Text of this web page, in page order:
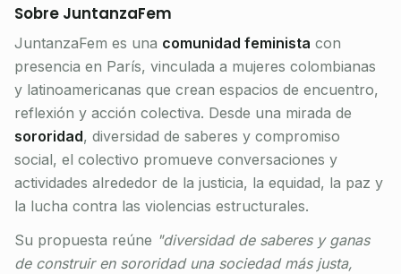
Sobre JuntanzaFem
JuntanzaFem es una comunidad feminista con
presencia en París, vinculada a mujeres colombianas
y latinoamericanas que crean espacios de encuentro,
reflexión y acción colectiva. Desde una mirada de
sororidad, diversidad de saberes y compromiso
social, el colectivo promueve conversaciones y
actividades alrededor de la justicia, la equidad, la paz y
la lucha contra las violencias estructurales.
Su propuesta reúne "diversidad de saberes y ganas
de construir en sororidad una sociedad más justa,